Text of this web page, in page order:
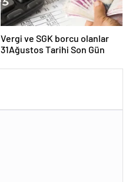
Vergi ve SGK borcu olanlar
31Ağustos Tarihi Son Gün